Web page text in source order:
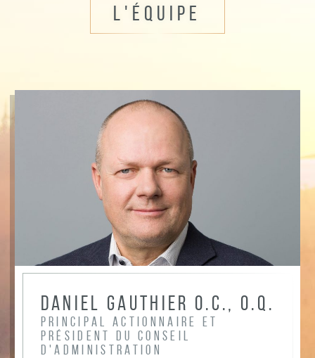
L'équipe
Daniel Gauthier O.C., O.Q.
Principal actionnaire et
président du conseil
d'administration